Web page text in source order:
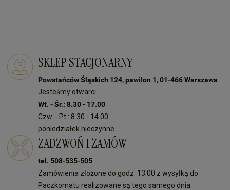
SKLEP STACJONARNY
Powstańców Śląskich 124, pawilon 1, 01-466 Warszawa
Jesteśmy otwarci:
Wt. - Śr.: 8.30 - 17.00
Czw. - Pt.: 8.30 - 14.00
poniedziałek nieczynne
ZADZWOŃ I ZAMÓW
tel. 508-535-505
Zamówienia złożone do godz. 13:00 z wysyłką do
Paczkomatu realizowane są tego samego dnia.